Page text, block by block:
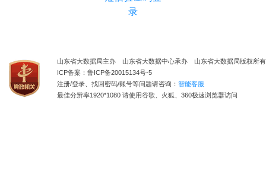
录
山东省大数据局主办 山东省大数据中心承办 山东省大数据局版权所有
ICP备案：鲁ICP备20015134号-5
注册/登录、找回密码/账号等问题请咨询： 智能客服
最佳分辨率1920*1080 请使用谷歌、火狐、360极速浏览器访问